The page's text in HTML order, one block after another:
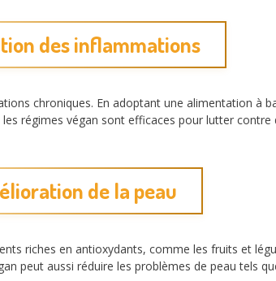
des inflammations
chroniques. En adoptant une alimentation à
régimes végan sont efficaces pour lutter contre
de la peau
riches en antioxydants, comme les fruits et
peut aussi réduire les problèmes de peau tels que